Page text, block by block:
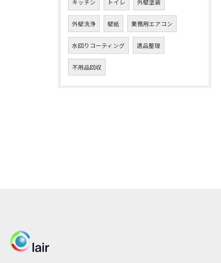
キッチン トイレ 外壁塗装
外壁洗浄 壁紙 業務用エアコン
水回りコーティング 遺品整理
不用品回収